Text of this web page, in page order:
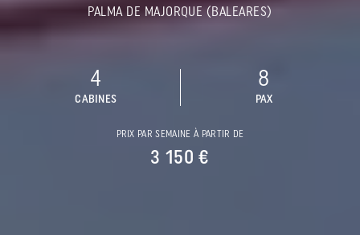
PALMA DE MAJORQUE (BALEARES)
4
CABINES
8
PAX
PRIX PAR SEMAINE À PARTIR DE
3 150 €